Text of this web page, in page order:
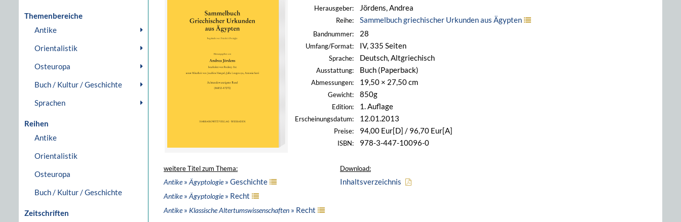
Themenbereiche
Antike
Orientalistik
Osteuropa
Buch / Kultur / Geschichte
Sprachen
Reihen
Antike
Orientalistik
Osteuropa
Buch / Kultur / Geschichte
Zeitschriften
Herausgeber: Jördens, Andrea
Reihe: Sammelbuch griechischer Urkunden aus Ägypten
Bandnummer: 28
Umfang/Format: IV, 335 Seiten
Sprache: Deutsch, Altgriechisch
Ausstattung: Buch (Paperback)
Abmessungen: 19,50 × 27,50 cm
Gewicht: 850g
Edition: 1. Auflage
Erscheinungsdatum: 12.01.2013
Preise: 94,00 Eur[D] / 96,70 Eur[A]
ISBN: 978-3-447-10096-0
weitere Titel zum Thema:
Antike» Ägyptologie» Geschichte
Antike» Ägyptologie» Recht
Antike» Klassische Altertumswissenschaften » Recht
Download:
Inhaltsverzeichnis